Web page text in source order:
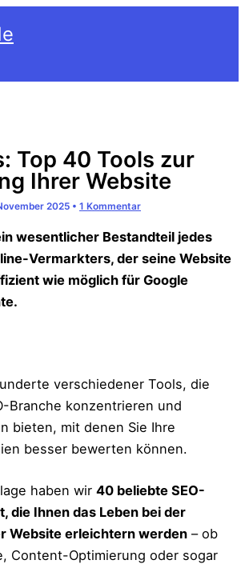
Top 40 Tools zur
Ihrer Website
2025 • 1 Kommentar
wesentlicher Bestandteil jedes
Vermarkters, der seine Website
wie möglich für Google
verschiedener Tools, die
Branche konzentrieren und
bieten, mit denen Sie Ihre
besser bewerten können.
haben wir 40 beliebte SEO-
die Ihnen das Leben bei der
Website erleichtern werden – ob
Content-Optimierung oder sogar